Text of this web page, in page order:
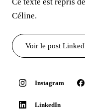
Ce texte est repris
Céline.
Voir le post
Instagram
LinkedIn